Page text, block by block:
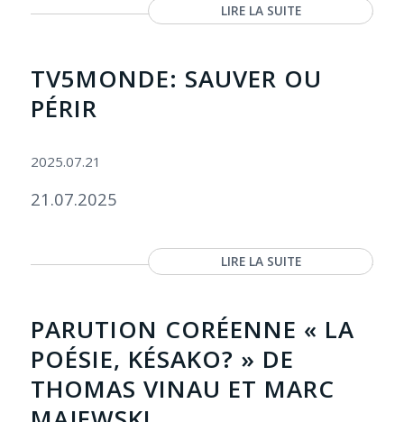
LIRE LA SUITE
TV5MONDE: SAUVER OU
PÉRIR
2025.07.21
21.07.2025
LIRE LA SUITE
PARUTION CORÉENNE « LA
POÉSIE, KÉSAKO? » DE
THOMAS VINAU ET MARC